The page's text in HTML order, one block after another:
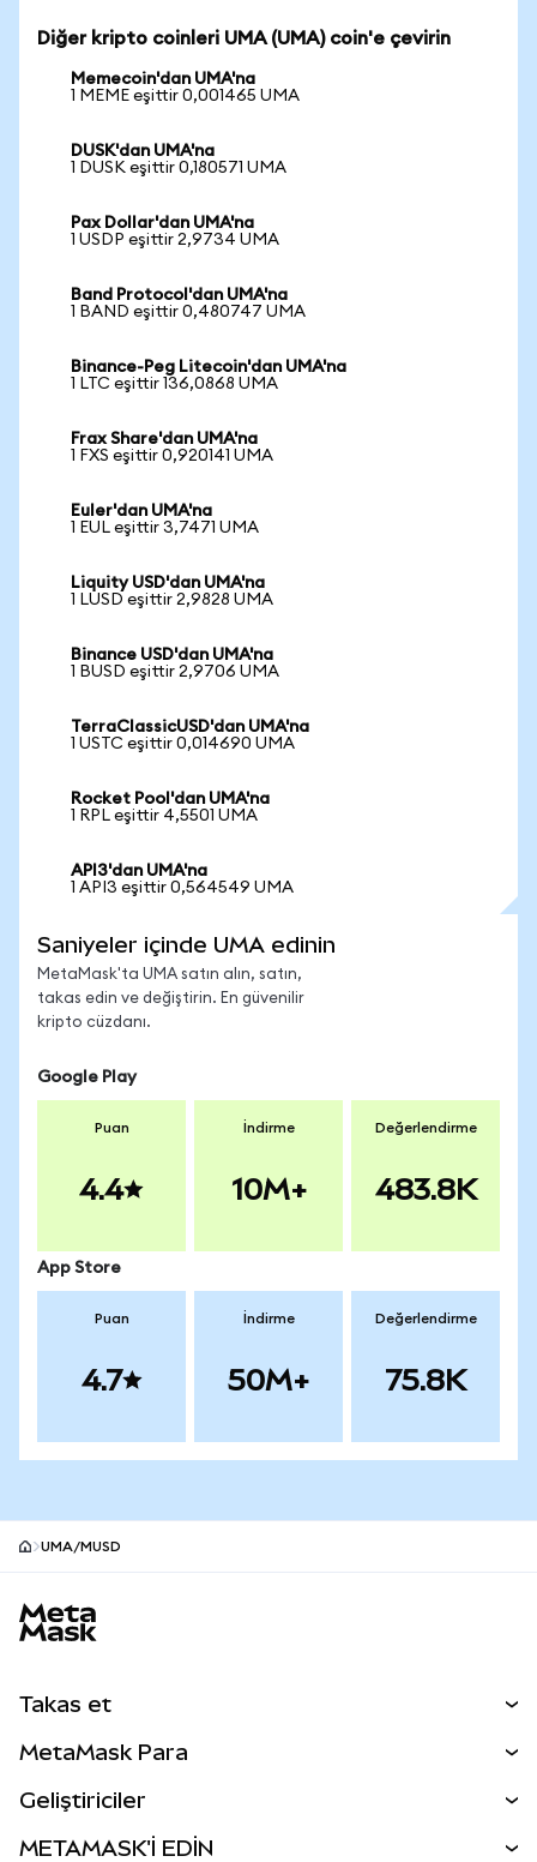
Diğer kripto coinleri UMA (UMA) coin'e çevirin
Memecoin'dan UMA'na
1 MEME eşittir 0,001465 UMA
DUSK'dan UMA'na
1 DUSK eşittir 0,180571 UMA
Pax Dollar'dan UMA'na
1 USDP eşittir 2,9734 UMA
Band Protocol'dan UMA'na
1 BAND eşittir 0,480747 UMA
Binance-Peg Litecoin'dan UMA'na
1 LTC eşittir 136,0868 UMA
Frax Share'dan UMA'na
1 FXS eşittir 0,920141 UMA
Euler'dan UMA'na
1 EUL eşittir 3,7471 UMA
Liquity USD'dan UMA'na
1 LUSD eşittir 2,9828 UMA
Binance USD'dan UMA'na
1 BUSD eşittir 2,9706 UMA
TerraClassicUSD'dan UMA'na
1 USTC eşittir 0,014690 UMA
Rocket Pool'dan UMA'na
1 RPL eşittir 4,5501 UMA
API3'dan UMA'na
1 API3 eşittir 0,564549 UMA
Saniyeler içinde UMA edinin
MetaMask'ta UMA satın alın, satın,
takas edin ve değiştirin. En güvenilir
kripto cüzdanı.
Google Play
Puan
4.4
İndirme
10M+
Değerlendirme
483.8K
App Store
Puan
4.7
İndirme
50M+
Değerlendirme
75.8K
UMA/mUSD
Takas et
Perps
MetaMask Para
Geliştiriciler
METAMASK'İ EDİN